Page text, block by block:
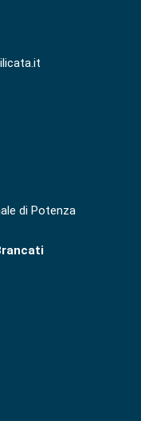
di Potenza